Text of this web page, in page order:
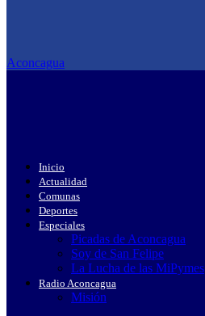
Aconcagua
Inicio
Actualidad
Comunas
Deportes
Especiales
Picadas de Aconcagua
Soy de San Felipe
La Lucha de las MiPymes
Radio Aconcagua
Misión